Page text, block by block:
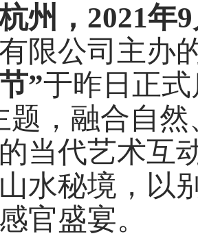
， 2021年
限公司主办
”于昨日正
题，融合自
当代艺术互
水秘境，以
官盛宴。